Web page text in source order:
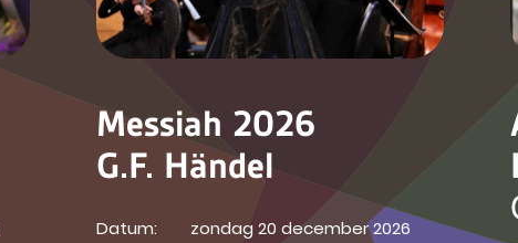
Messiah 2026
G.F. Händel
Datum:
zondag 20 december 2026